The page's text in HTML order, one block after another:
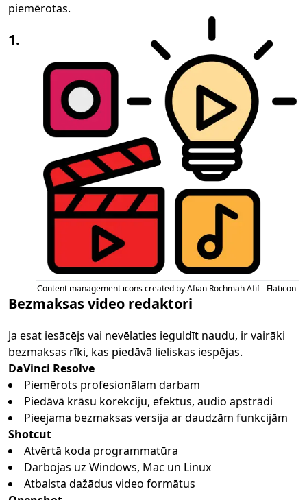
piemērotas.
Content management icons created by Afian Rochmah Afif - Flaticon
1.
Bezmaksas video redaktori
Ja esat iesācējs vai nevēlaties ieguldīt naudu, ir vairāki
bezmaksas rīki, kas piedāvā lieliskas iespējas.
DaVinci Resolve
Piemērots profesionālam darbam
Piedāvā krāsu korekciju, efektus, audio apstrādi
Pieejama bezmaksas versija ar daudzām funkcijām
Shotcut
Atvērtā koda programmatūra
Darbojas uz Windows, Mac un Linux
Atbalsta dažādus video formātus